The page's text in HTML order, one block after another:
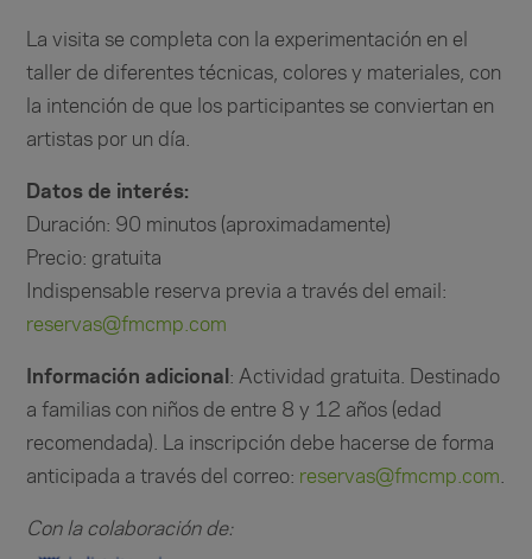
La visita se completa con la experimentación en el
taller de diferentes técnicas, colores y materiales, con
la intención de que los participantes se conviertan en
artistas por un día.
Datos de interés:
Duración: 90 minutos (aproximadamente)
Precio: gratuita
Indispensable reserva previa a través del email:
reservas@fmcmp.com
Información adicional : Actividad gratuita.
Destinado
a familias con niños de entre 8 y 12 años (edad
recomendada).
La inscripción debe hacerse de forma
anticipada a través del correo: reservas@fmcmp.com
Con la colaboración de: